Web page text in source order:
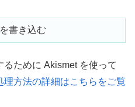
書き込む
ために Akismet を使って
理方法の詳細はこちらをご覧